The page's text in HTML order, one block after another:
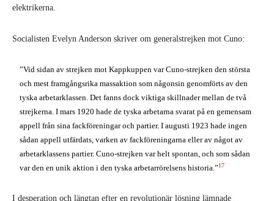
elektrikerna.
Socialisten Evelyn Anderson skriver om generalstrejken mot Cuno:
”Vid sidan av strejken mot Kappkuppen var Cuno-strejken den största
och mest framgångsrika massaktion som någonsin genomförts av den
tyska arbetarklassen. Det fanns dock viktiga skillnader mellan de två
strejkerna. I mars 1920 hade de tyska arbetarna svarat på en gemensam
appell från sina fackföreningar och partier. I augusti 1923 hade ingen
sådan appell utfärdats, varken av fackföreningarna eller av något av
arbetarklassens partier. Cuno-strejken var helt spontan, och som sådan
var den en unik aktion i den tyska arbetarrörelsens historia.”17
I desperation och längtan efter en revolutionär lösning lämnade